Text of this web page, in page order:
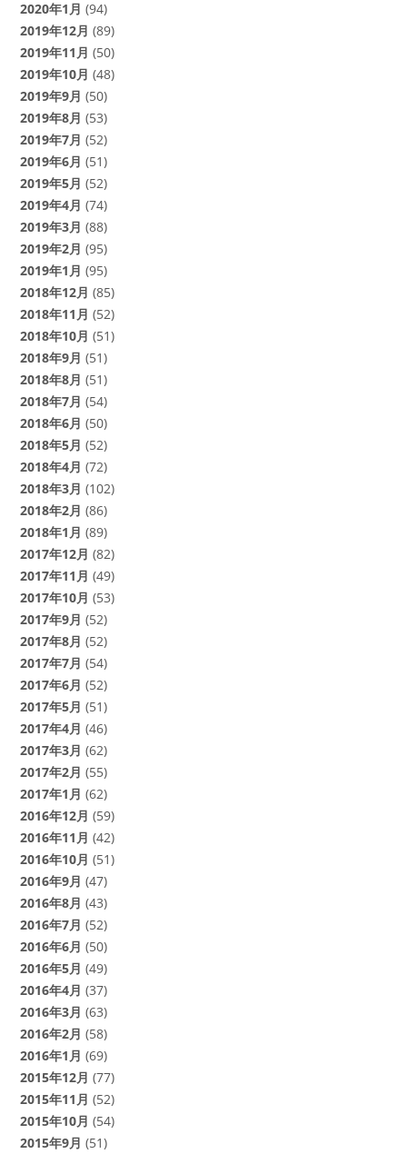
2020年1月 (94)
2019年12月 (89)
2019年11月 (50)
2019年10月 (48)
2019年9月 (50)
2019年8月 (53)
2019年7月 (52)
2019年6月 (51)
2019年5月 (52)
2019年4月 (74)
2019年3月 (88)
2019年2月 (95)
2019年1月 (95)
2018年12月 (85)
2018年11月 (52)
2018年10月 (51)
2018年9月 (51)
2018年8月 (51)
2018年7月 (54)
2018年6月 (50)
2018年5月 (52)
2018年4月 (72)
2018年3月 (102)
2018年2月 (86)
2018年1月 (89)
2017年12月 (82)
2017年11月 (49)
2017年10月 (53)
2017年9月 (52)
2017年8月 (52)
2017年7月 (54)
2017年6月 (52)
2017年5月 (51)
2017年4月 (46)
2017年3月 (62)
2017年2月 (55)
2017年1月 (62)
2016年12月 (59)
2016年11月 (42)
2016年10月 (51)
2016年9月 (47)
2016年8月 (43)
2016年7月 (52)
2016年6月 (50)
2016年5月 (49)
2016年4月 (37)
2016年3月 (63)
2016年2月 (58)
2016年1月 (69)
2015年12月 (77)
2015年11月 (52)
2015年10月 (54)
2015年9月 (51)